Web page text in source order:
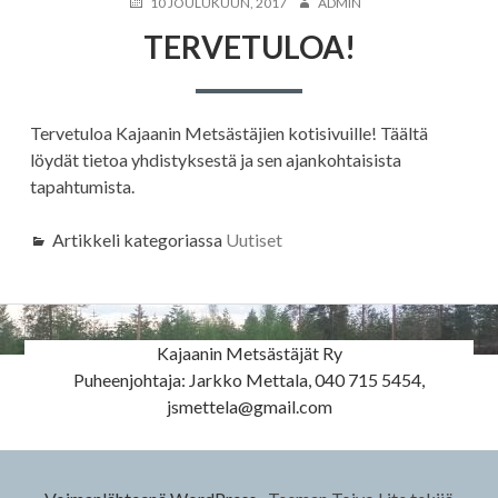
TERVETULOA!
Tervetuloa Kajaanin Metsästäjien kotisivuille! Täältä
löydät tietoa yhdistyksestä ja sen ajankohtaisista
tapahtumista.
Artikkeli kategoriassa Uutiset
sivupalkki
Kajaanin Metsästäjät Ry
Puheenjohtaja: Jarkko Mettala, 040 715 5454,
jsmettela@gmail.com